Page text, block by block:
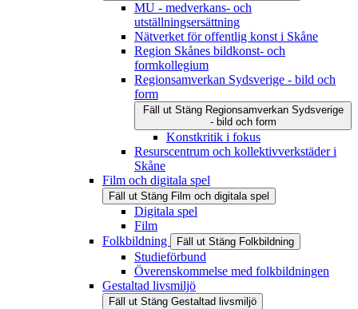
MU - medverkans- och
utställningsersättning
Nätverket för offentlig konst i Skåne
Region Skånes bildkonst- och
formkollegium
Regionsamverkan Sydsverige - bild och
form
Fäll ut Stäng Regionsamverkan Sydsverige
- bild och form
Konstkritik i fokus
Resurscentrum och kollektivverkstäder i
Skåne
Film och digitala spel
Fäll ut Stäng Film och digitala spel
Digitala spel
Film
Folkbildning
Fäll ut Stäng Folkbildning
Studieförbund
Överenskommelse med folkbildningen
Gestaltad livsmiljö
Fäll ut Stäng Gestaltad livsmiljö